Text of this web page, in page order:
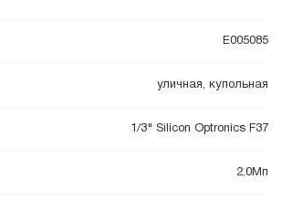
E005085
уличная, купольная
1/3" Silicon Optronics F37
2.0Мп